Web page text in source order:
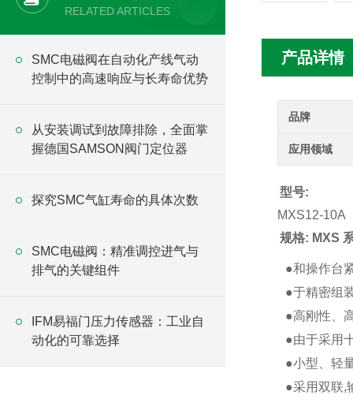
RELATED ARTICLES
SMC电磁阀在自动化产线气动
控制中的高速响应与长寿命优势
从安装调试到故障排除，全面掌
握德国SAMSON阀门定位器
探究SMC气缸寿命的具体次数
SMC电磁阀：精准调控进气与
排气的关键组件
IFM易福门压力传感器：工业自
动化的可靠选择
产品详情
品牌
应用领域
型号:
MXS12-10A
规格: MXS
●和操作台
●于精密组
●高刚性、
●由于采用
●小型、轻
●采用双联,